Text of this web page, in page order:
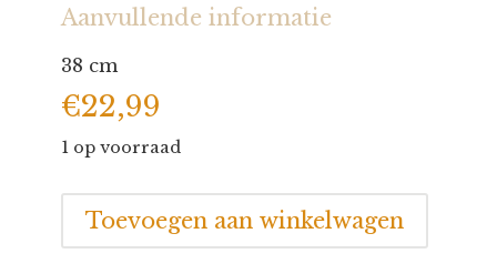
Aanvullende informatie
38 cm
€22,99
1 op voorraad
Eco
Nation
Alligator
Toevoegen aan winkelwagen